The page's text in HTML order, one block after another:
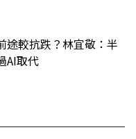
途較抗跌？林宜敬：半
AI取代